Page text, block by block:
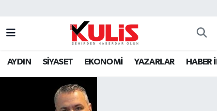
AYDIN SİYASET EKONOMİ YAZARLAR HABER